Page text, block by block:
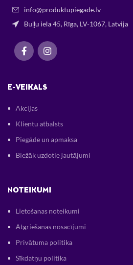
info@produktupiegade.lv
Buļļu iela 45, Rīga, LV-1067, Latvija
E-VEIKALS
Akcijas
Klientu atbalsts
Piegāde un apmaksa
Biežāk uzdotie jautājumi
NOTEIKUMI
Lietošanas noteikumi
Atgriešanas nosacījumi
Privātuma politika
Sīkdatņu politika